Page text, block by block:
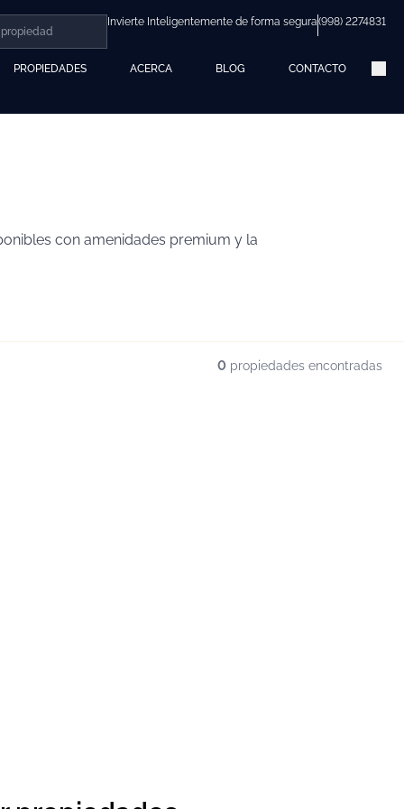
Invierte Inteligentemente de forma segura(998) 2274831
PROPIEDADES ACERCA BLOG CONTACTO
con amenidades premium y la
0 propiedades encontradas